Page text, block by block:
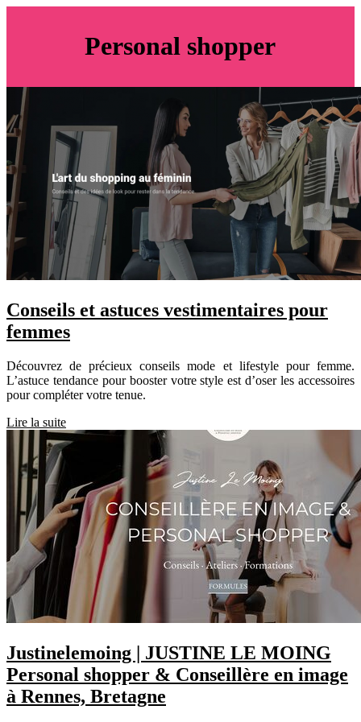
Personal shopper
Conseils et astuces vestimentaires pour
femmes
Découvrez de précieux conseils mode et lifestyle pour femme.
L’astuce tendance pour booster votre style est d’oser les accessoires
pour compléter votre tenue.
Lire la suite
Justinelemoing | JUSTINE LE MOING
Personal shopper & Conseillère en image
à Rennes, Bretagne